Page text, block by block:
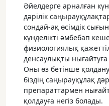
Әйелдерге арналған
дәрілік
сондай-ақ өсімдік
күнделікті әмбебап
физиологиялық
денсаулықты
Оны өз бетінше
біздің саңырауқұлақ
препараттармен
қолдауға негіз болады.